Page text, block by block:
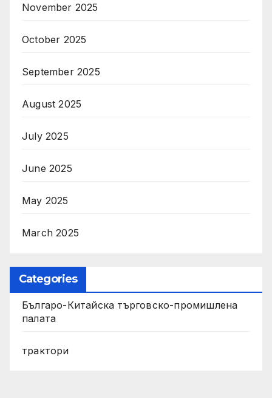
November 2025
October 2025
September 2025
August 2025
July 2025
June 2025
May 2025
March 2025
Categories
Българо-Китайска търговско-промишлена
палата
трактори